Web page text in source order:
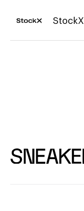
StockX